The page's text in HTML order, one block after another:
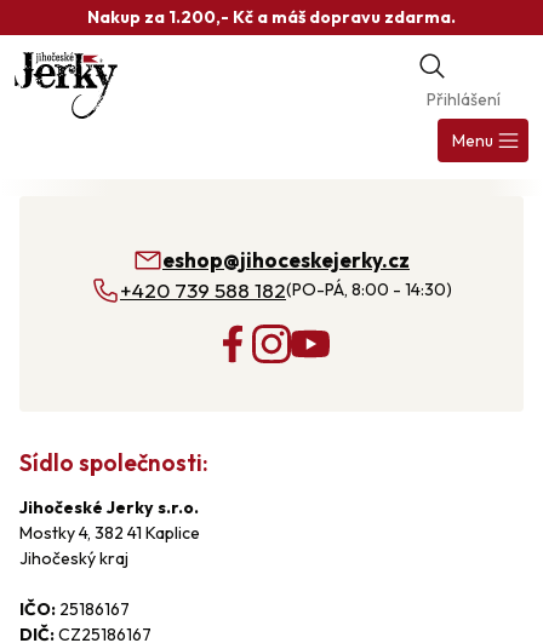
na
obsah
Nakup za 1.200,- Kč a máš dopravu zdarma.
Přihlášení
Menu
eshop@jihoceskejerky.cz
+420 739 588 182(PO-PÁ, 8:00 - 14:30)
Sídlo společnosti:
Jihočeské Jerky s.r.o.
Mostky 4, 382 41 Kaplice
Jihočeský kraj
IČO: 25186167
DIČ:CZ25186167